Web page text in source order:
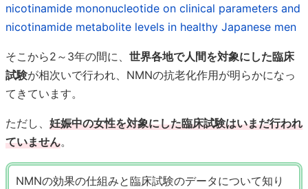
nicotinamide mononucleotide on clinical parameters and
nicotinamide metabolite levels in healthy Japanese men
そこから2～3年の間に、 世界各地で人間を対象にした臨床
試験が相次いで行われ、NMNの抗老化作用が明らかになっ
てきています。
ただし、 妊娠中の女性を対象にした臨床試験はいまだ行われ
ていません。
NMNの効果の仕組みと臨床試験のデータについて知り